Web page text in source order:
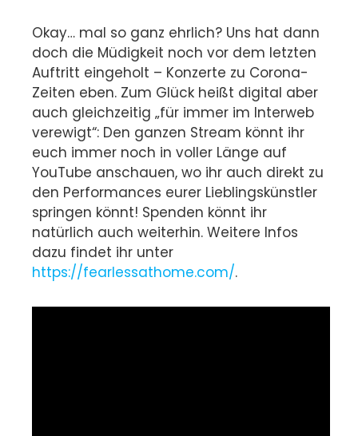
Okay… mal so ganz ehrlich? Uns hat dann
doch die Müdigkeit noch vor dem letzten
Auftritt eingeholt – Konzerte zu Corona-
Zeiten eben. Zum Glück heißt digital aber
auch gleichzeitig „für immer im Interweb
verewigt“: Den ganzen Stream könnt ihr
euch immer noch in voller Länge auf
YouTube anschauen, wo ihr auch direkt zu
den Performances eurer Lieblingskünstler
springen könnt! Spenden könnt ihr
natürlich auch weiterhin. Weitere Infos
dazu findet ihr unter
https://fearlessathome.com/.